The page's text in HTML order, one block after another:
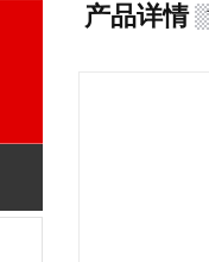
产品详情